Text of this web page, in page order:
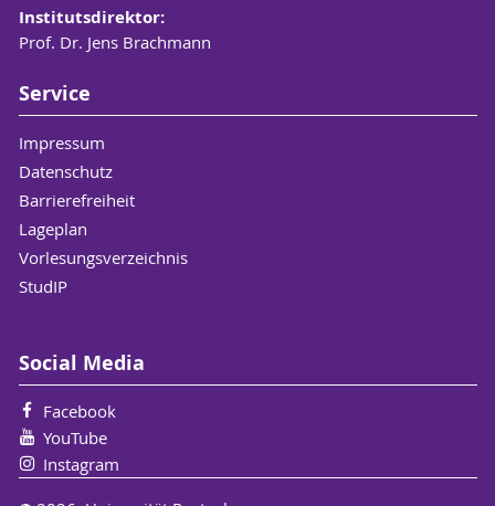
Institutsdirektor:
Prof. Dr. Jens Brachmann
Service
Impressum
Datenschutz
Barrierefreiheit
Lageplan
Vorlesungsverzeichnis
StudIP
Social Media
Facebook
YouTube
Instagram